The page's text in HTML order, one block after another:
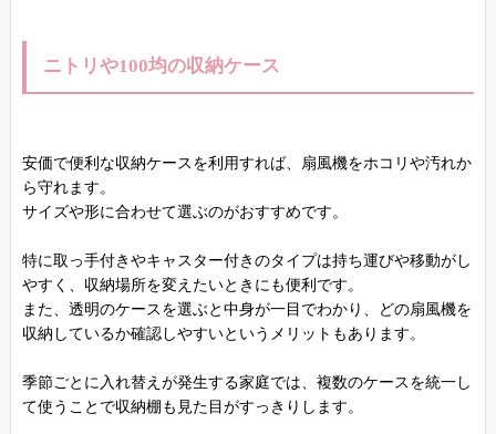
ニトリや100均の収納ケース
安価で便利な収納ケースを利用すれば、扇風機をホコリや汚れか
ら守れます。
サイズや形に合わせて選ぶのがおすすめです。
特に取っ手付きやキャスター付きのタイプは持ち運びや移動がし
やすく、収納場所を変えたいときにも便利です。
また、透明のケースを選ぶと中身が一目でわかり、どの扇風機を
収納しているか確認しやすいというメリットもあります。
季節ごとに入れ替えが発生する家庭では、複数のケースを統一し
て使うことで収納棚も見た目がすっきりします。